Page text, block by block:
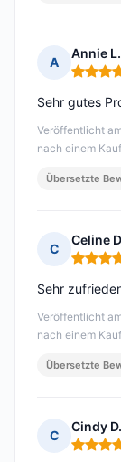
A
Annie L.
Veröffentlicht
nach einem
Sehr gutes
Übersetzte
C
Celine
Veröffentlicht
nach einem
Sehr
Übersetzte
C
Cindy D.